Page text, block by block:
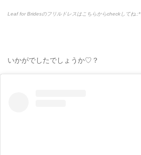
Leaf for Bridesのフリルドレスはこちらからcheckしてね.:*
いかがでしたでしょうか♡？